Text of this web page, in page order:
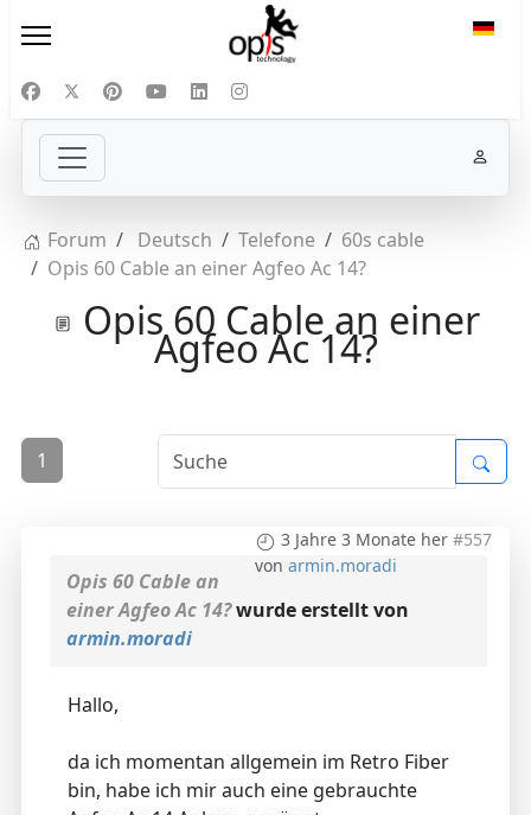
Forum Deutsch Telefone
60s cable
Opis 60 Cable an einer Agfeo Ac 14?
Opis 60 Cable an einer
Agfeo Ac 14?
1
3 Jahre 3 Monate her #557
vonarmin.moradi
Opis 60 Cable an
einer Agfeo Ac 14?wurde erstellt von
armin.moradi
Hallo,
da ich momentan allgemein im Retro Fiber
bin, habe ich mir auch eine gebrauchte